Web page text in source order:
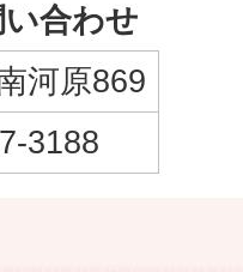
合わせ
河原869
3188